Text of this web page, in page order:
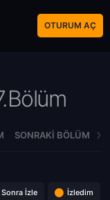
OTURUM AÇ
SONRAKI BÖLÜM
Sonra İzle İzledim